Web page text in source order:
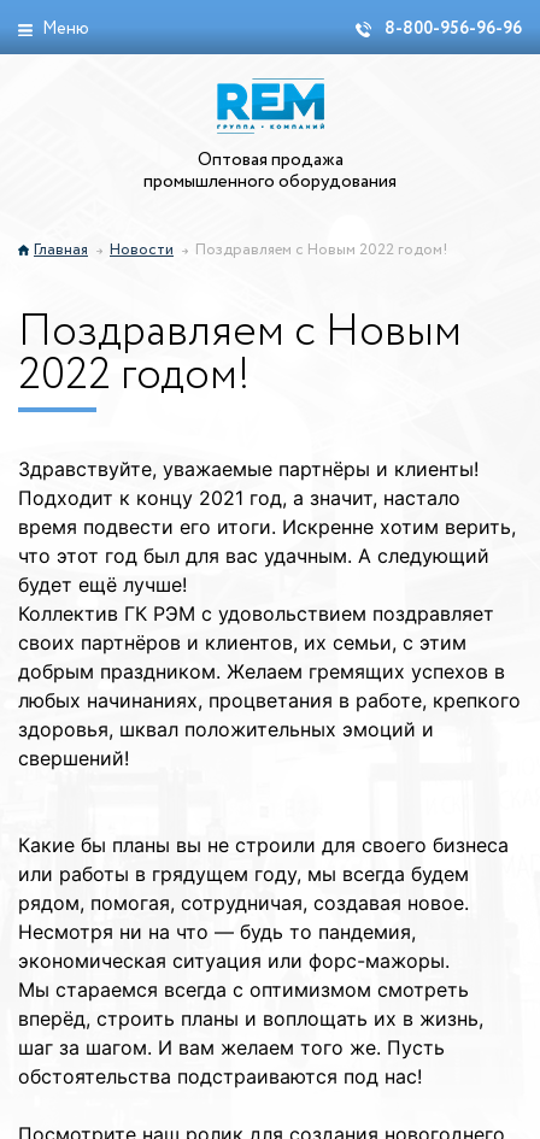
Меню 8-800-956-96-96
Оптовая продажа
промышленного оборудования
Главная Новости Поздравляем с Новым 2022 годом!
Поздравляем с Новым
2022 годом!
Здравствуйте, уважаемые партнёры и клиенты!
Подходит к концу 2021 год, а значит, настало
время подвести его итоги. Искренне хотим верить,
что этот год был для вас удачным. А следующий
будет ещё лучше!
Коллектив ГК РЭМ с удовольствием поздравляет
своих партнёров и клиентов, их семьи, с этим
добрым праздником. Желаем гремящих успехов в
любых начинаниях, процветания в работе, крепкого
здоровья, шквал положительных эмоций и
свершений!
Какие бы планы вы не строили для своего бизнеса
или работы в грядущем году, мы всегда будем
рядом, помогая, сотрудничая, создавая новое.
Несмотря ни на что — будь то пандемия,
экономическая ситуация или форс-мажоры.
Мы стараемся всегда с оптимизмом смотреть
вперёд, строить планы и воплощать их в жизнь,
шаг за шагом. И вам желаем того же. Пусть
обстоятельства подстраиваются под нас!
Посмотрите наш ролик для создания новогоднего